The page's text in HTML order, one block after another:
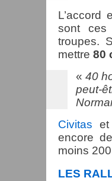
L’accord
sont ces
troupes.
mettre 80
« 40
peut-
Civitas et
encore
moins
LES